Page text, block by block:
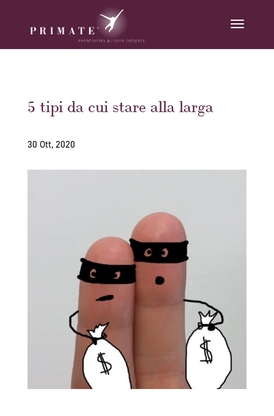
5 tipi da cui stare alla larga
30 Ott, 2020